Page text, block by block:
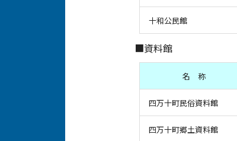
十和公民館
■資料館
名 称
四万十町民俗資料館
四万十町郷土資料館